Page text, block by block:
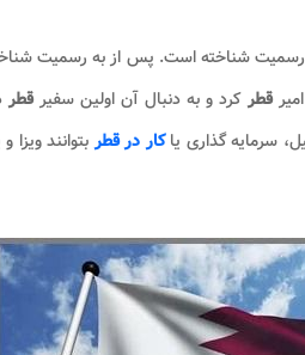
رسمیت شناخته است. پس از به رسمیت
قطرکرد و به دنبال آن اولین سفیرقطر
سرمایه گذاری یاکار در قطربتوانند